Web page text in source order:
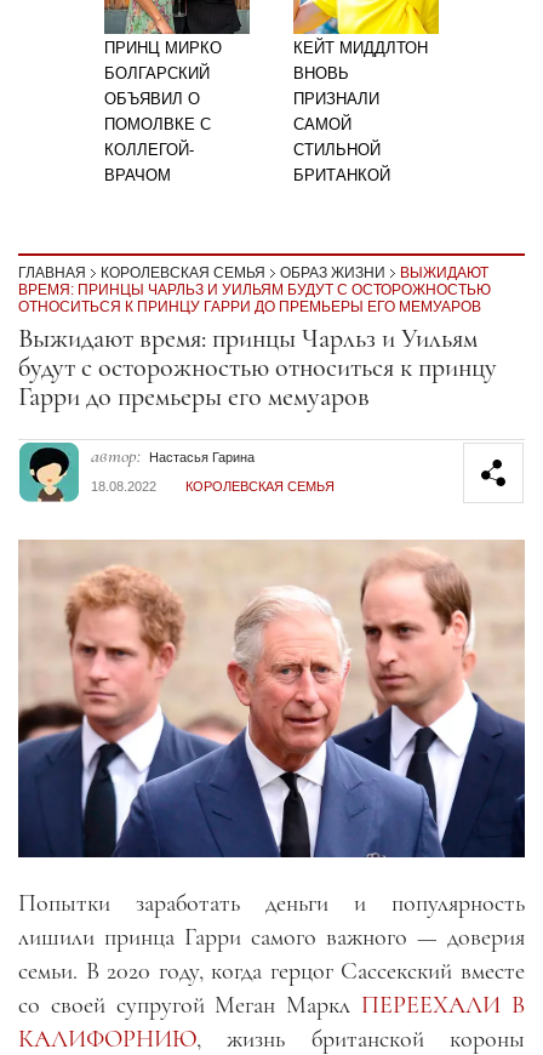
ПРИНЦ МИРКО
БОЛГАРСКИЙ
ОБЪЯВИЛ О
ПОМОЛВКЕ С
КОЛЛЕГОЙ-
ВРАЧОМ
КЕЙТ МИДДЛТОН
ВНОВЬ
ПРИЗНАЛИ
САМОЙ
СТИЛЬНОЙ
БРИТАНКОЙ
ГЛАВНАЯ КОРОЛЕВСКАЯ СЕМЬЯ ОБРАЗ ЖИЗНИ
ВЫЖИДАЮТ
ВРЕМЯ: ПРИНЦЫ ЧАРЛЬЗ И УИЛЬЯМ БУДУТ С ОСТОРОЖНОСТЬЮ
ОТНОСИТЬСЯ К ПРИНЦУ ГАРРИ ДО ПРЕМЬЕРЫ ЕГО МЕМУАРОВ
Секция статей
Выжидают время: принцы Чарльз и Уильям
будут с осторожностью относиться к принцу
Гарри до премьеры его мемуаров
автор:
Настасья Гарина
18.08.2022
КОРОЛЕВСКАЯ СЕМЬЯ
Попытки заработать деньги и популярность
лишили принца Гарри самого важного — доверия
семьи. В 2020 году, когда герцог Сассекский вместе
со своей супругой Меган Маркл ПЕРЕЕХАЛИ В
КАЛИФОРНИЮ, жизнь британской короны